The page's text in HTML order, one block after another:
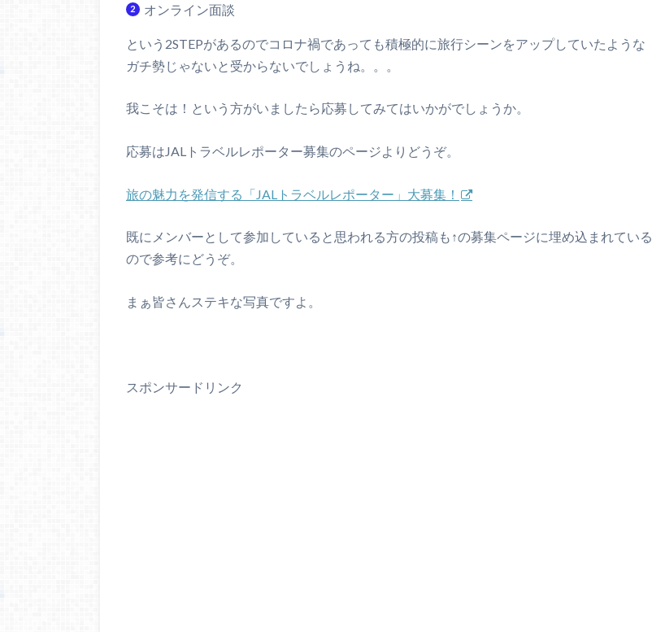
オンライン面談
という2STEPがあるのでコロナ禍であっても積極的に旅行シーンをアップしていたような
ガチ勢じゃないと受からないでしょうね。。。
我こそは！という方がいましたら応募してみてはいかがでしょうか。
応募はJALトラベルレポーター募集のページよりどうぞ。
旅の魅力を発信する「JALトラベルレポーター」大募集！
既にメンバーとして参加していると思われる方の投稿も↑の募集ページに埋め込まれている
ので参考にどうぞ。
まぁ皆さんステキな写真ですよ。
スポンサードリンク